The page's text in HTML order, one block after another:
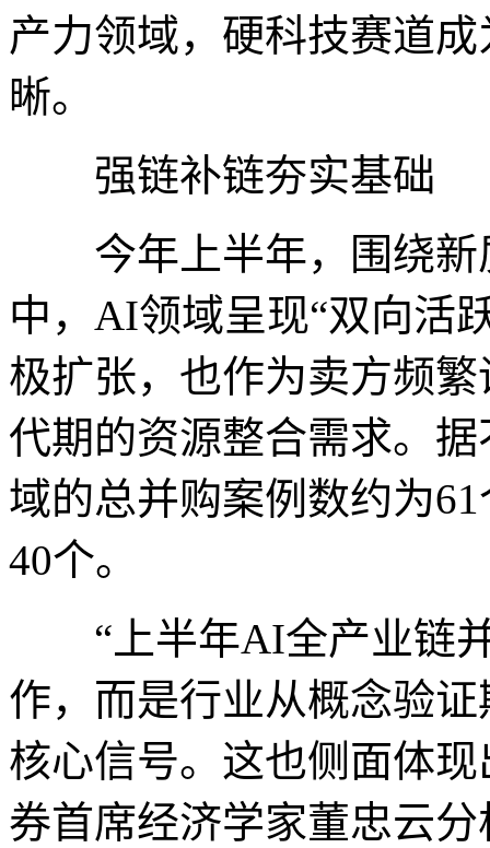
产力领域，硬科技赛道
晰。
强链补链夯实基础
今年上半年，围绕新
中，AI领域呈现“双向
极扩张，也作为卖方频
代期的资源整合需求。
域的总并购案例数约为
40个。
“上半年AI全产业链并
作，而是行业从概念验
核心信号。这也侧面体
券首席经济学家董忠云